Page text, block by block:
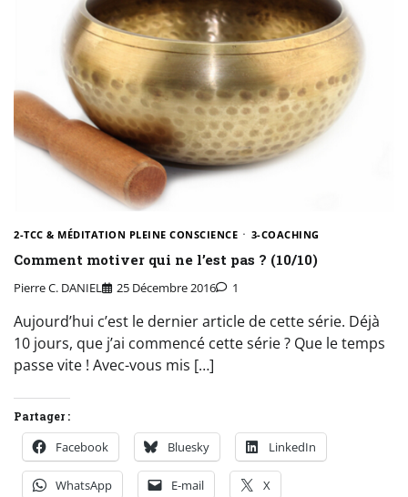
2-TCC & MÉDITATION PLEINE CONSCIENCE 3-COACHING
Comment motiver qui ne l’est pas ? (10/10)
Pierre C. DANIEL 25 Décembre 2016 1
Aujourd’hui c’est le dernier article de cette série. Déjà
10 jours, que j’ai commencé cette série ? Que le temps
passe vite ! Avec-vous mis […]
Partager :
Facebook Bluesky LinkedIn
WhatsApp E-mail X